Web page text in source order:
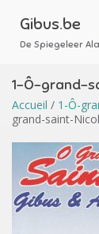
contenu
Gibus.be
De Spiegeleer
1-Ô-grand-
Accueil / 1-Ô-
grand-saint-